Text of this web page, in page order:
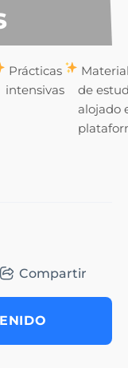
Prácticas
intensivas
de
alojado
Compartir